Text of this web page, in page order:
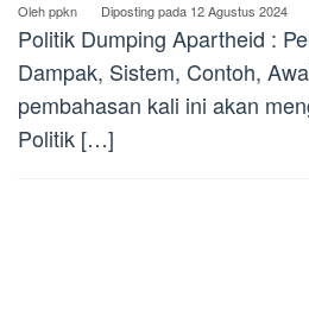
Olehppkn Diposting pada 12 Agustus 2024
Politik Dumping Apartheid :
Dampak, Sistem, Contoh,
pembahasan kali ini akan
Politik […]